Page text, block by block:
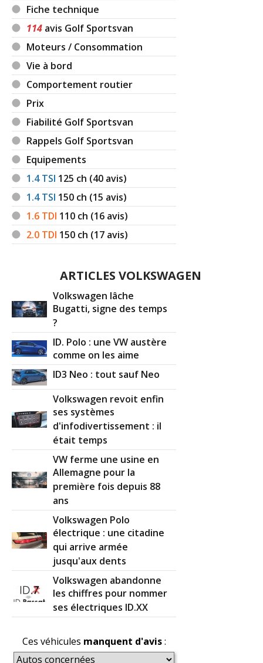
Fiche technique
114 avis Golf Sportsvan
Moteurs / Consommation
Vie à bord
Comportement routier
Prix
Fiabilité Golf Sportsvan
Rappels Golf Sportsvan
Equipements
1.4 TSI 125 ch (40 avis)
1.4 TSI 150 ch (15 avis)
1.6 TDI 110 ch (16 avis)
2.0 TDI 150 ch (17 avis)
ARTICLES VOLKSWAGEN
Volkswagen lâche
Bugatti, signe des temps
?
ID. Polo : une VW austère
comme on les aime
ID3 Neo : tout sauf Neo
Volkswagen revoit enfin
ses systèmes
d'infodivertissement : il
était temps
VW ferme une usine en
Allemagne pour la
première fois depuis 88
ans
Volkswagen Polo
électrique : une citadine
qui arrive armée
jusqu'aux dents
Volkswagen abandonne
les chiffres pour nommer
ses électriques ID.XX
Ces véhicules manquent d'avis: